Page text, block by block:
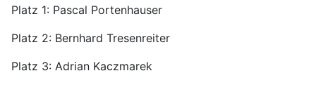
Platz 1: Pascal Portenhauser
Platz 2: Bernhard Tresenreiter
Platz 3: Adrian Kaczmarek